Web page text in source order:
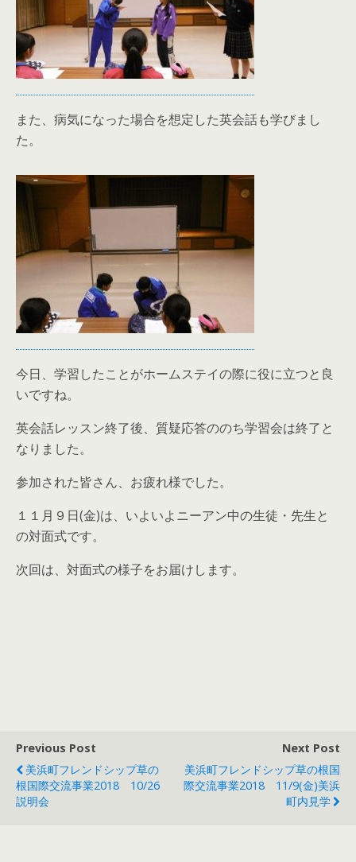
また、病気になった場合を想定した英会話も学びまし
た。
今日、学習したことがホームステイの際に役に立つと良
いですね。
英会話レッスン終了後、質疑応答ののち学習会は終了と
なりました。
参加された皆さん、お疲れ様でした。
１１月９日(金)は、いよいよニーアン中の生徒・先生と
の対面式です。
次回は、対面式の様子をお届けします。
Previous Post
美浜町フレンドシップ草の
根国際交流事業2018 10/26
説明会
Next Post
美浜町フレンドシップ草の根国
際交流事業2018 11/9(金)美浜
町内見学